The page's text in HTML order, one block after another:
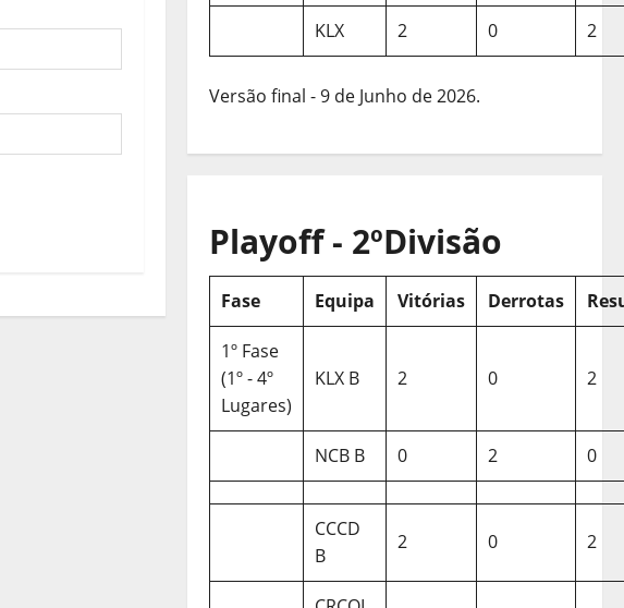
KLX 2 0 2
Versão final - 9 de Junho de 2026.
Playoff - 2ºDivisão
Fase Equipa Vitórias Derrotas
1º Fase
(1º - 4º
Lugares)
KLX B 2 0 2
NCB B 0 2 0
CCCD
B
2 0 2